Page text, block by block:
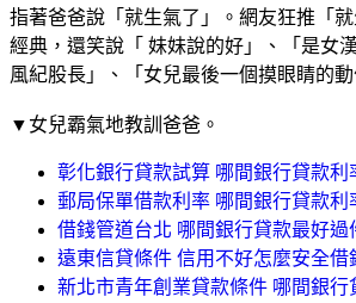
指著爸爸說「就生氣了」。網友狂推「
經典，還笑說「 妹妹說的好」、「是女
風紀股長」、「女兒最後一個摸眼睛的動
▼女兒霸氣地教訓爸爸。
彰化銀行貸款試算 哪間銀行貸款
郵局保單借款利率 哪間銀行貸款
借錢管道台北 哪間銀行貸款最好
遠東信貸條件 信用不好怎麼安全借
新北市青年創業貸款條件 哪間銀